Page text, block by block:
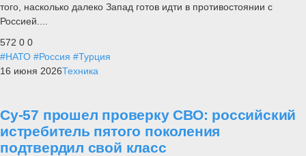
того, насколько далеко Запад готов идти в противостоянии с
Россией....
572 0 0
#НАТО #Россия #Турция
16 июня 2026Техника
Су-57 прошел проверку СВО: российский
истребитель пятого поколения
подтвердил свой класс